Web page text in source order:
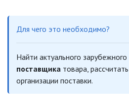
Для чего это необходимо?
Найти актуального зарубежного
поставщика товара, рассчитать
организации поставки.